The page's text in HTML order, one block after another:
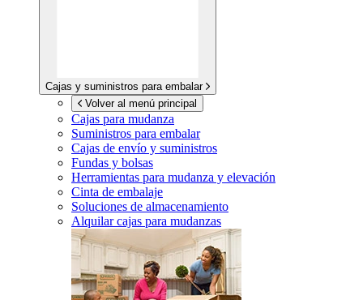
Cajas y suministros para embalar
Volver al menú principal
Cajas para mudanza
Suministros para embalar
Cajas de envío y suministros
Fundas y bolsas
Herramientas para mudanza y elevación
Cinta de embalaje
Soluciones de almacenamiento
Alquilar cajas para mudanzas